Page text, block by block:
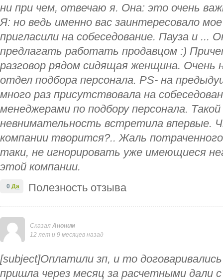
ни при чем, отвечаю я. Она: это очень
Я: но ведь именно вас заинтересовало
пригласили на собеседование. Пауза и ...
предлагать работать продавцом :)
разговор рядом сидящая женщина. Очень
отдел подбора персонала. PS- на
много раз присутствовала на
менеджерами по подбору персонала.
невнимательность встретила впервые.
компании творится?.. Жаль
таки, не игнорировать уже имеющиеся
этой компании.
Полезность отзыва
0 Да
Сказал Аноним
12 лет и 9 месяцев назад
[subject]Оплатили зп, и то
пришла через месяц за расчетными дали